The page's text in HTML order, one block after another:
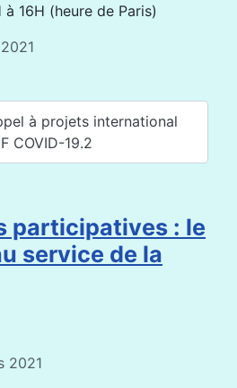
16H (heure de Paris)
à projets international
COVID-19.2
participatives : le
service de la
2021